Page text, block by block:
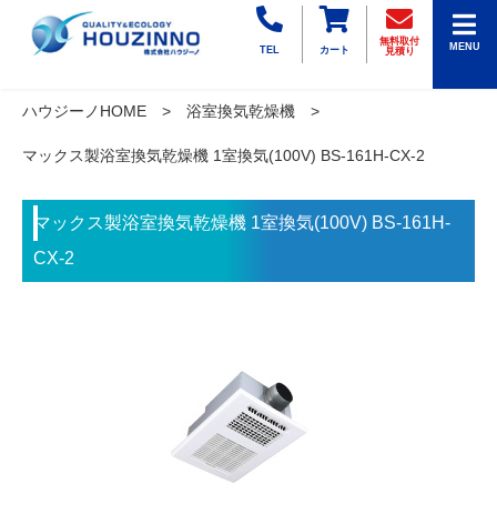
TEL カート
無料取付
見積り
MENU
ハウジーノHOME 浴室換気乾燥機
マックス製浴室換気乾燥機 1室換気(100V) BS-161H-CX-2
マックス製浴室換気乾燥機 1室換気(100V) BS-161H-
CX-2